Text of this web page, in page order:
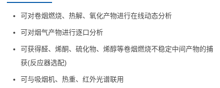
可对卷烟燃烧、热解、氧化产物进行在线动态分析
可对烟气产物进行逐口分析
可获得醛、烯酮、硫化物、烯醇等卷烟燃烧不稳定中间产物的捕
获(反应器选配)
可与吸烟机、热重、红外光谱联用